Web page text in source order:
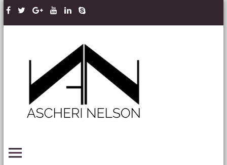
Skip to content